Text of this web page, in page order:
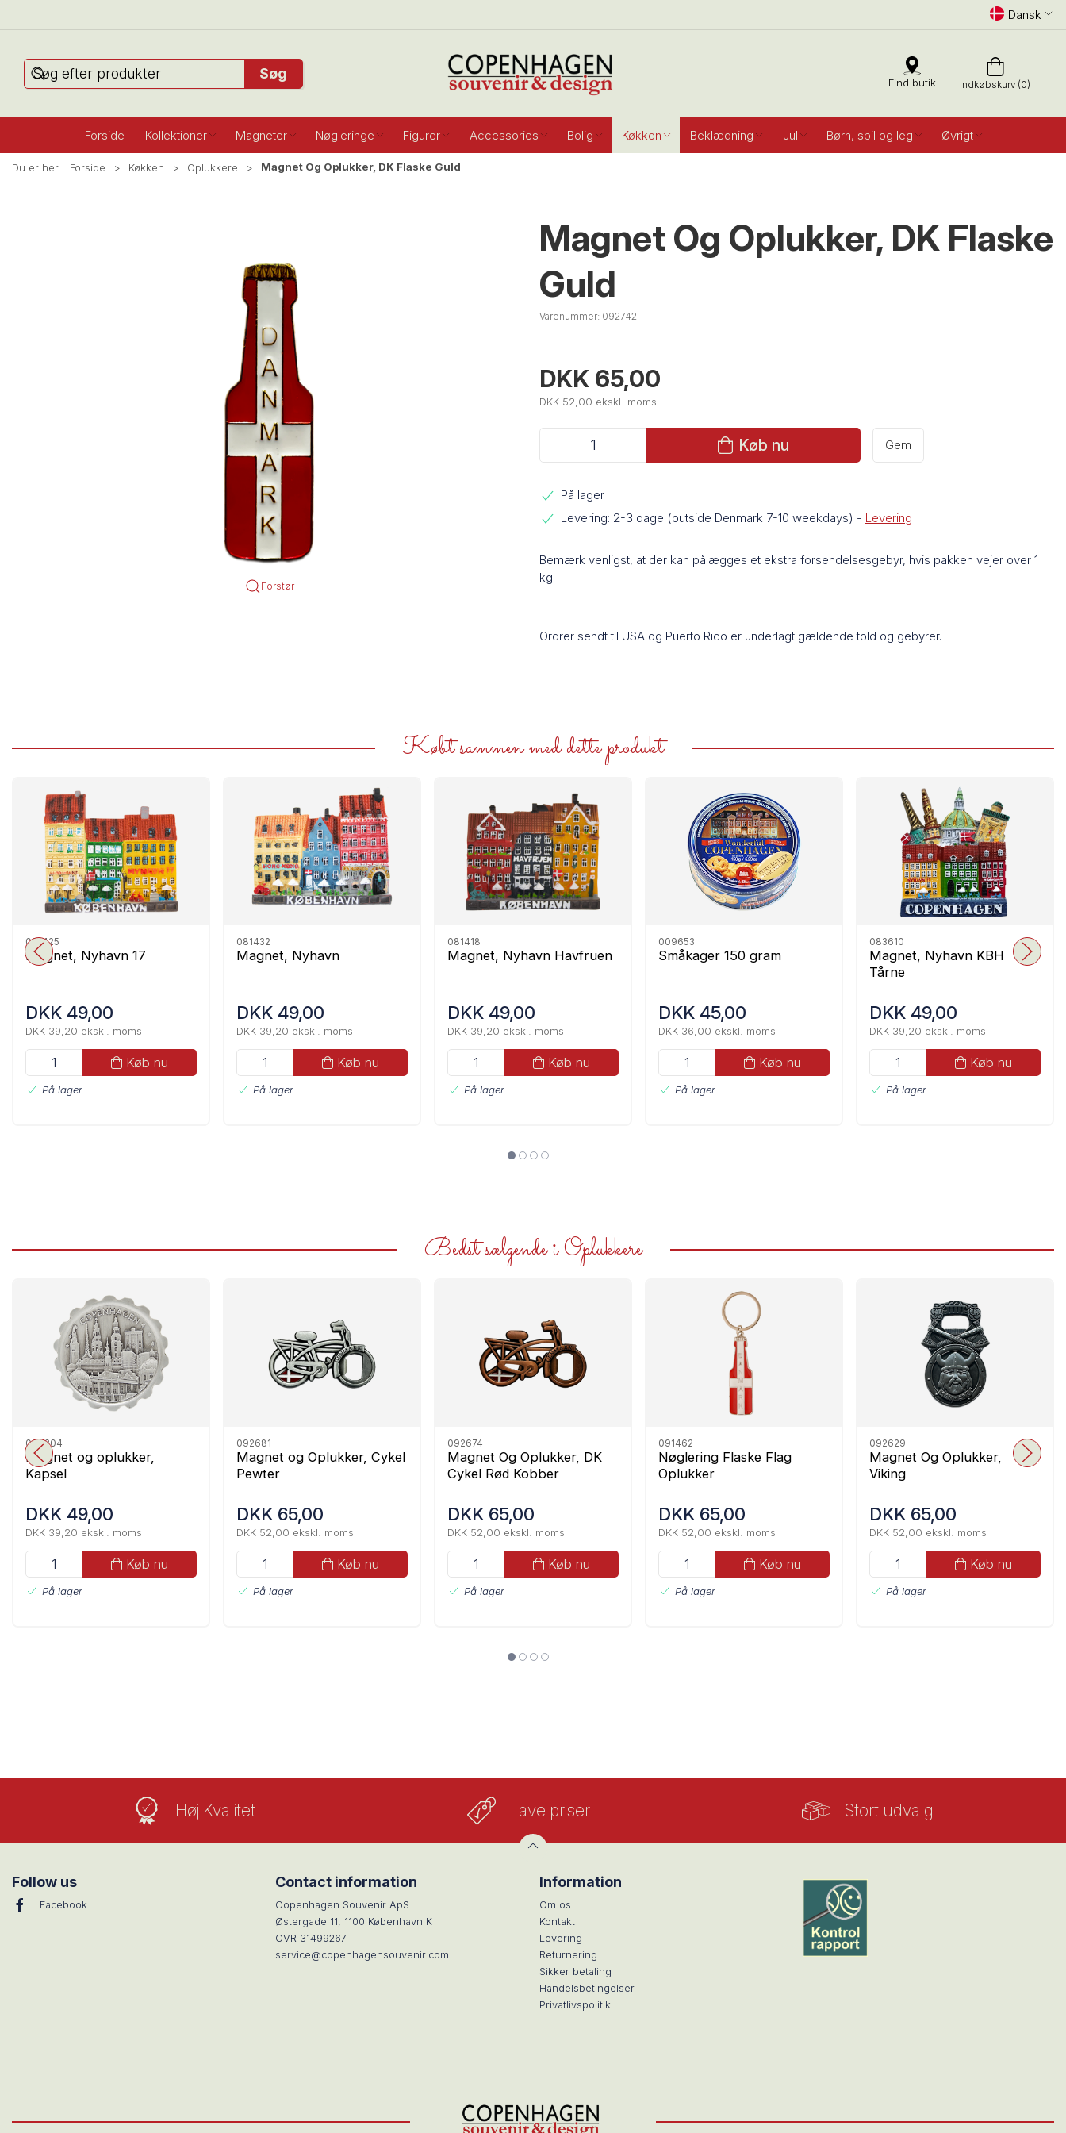
Dansk
Søg
Find butik Indkøbskurv (0)
Forside Kollektioner Magneter Nøgleringe Figurer Accessories Bolig Køkken Beklædning Jul Børn, spil og leg Øvrigt
Du er her: Forside Køkken Oplukkere Magnet Og Oplukker, DK Flaske Guld
Forstør
Magnet Og Oplukker, DK Flaske
Guld
Varenummer: 092742
DKK 65,00
DKK 52,00 ekskl. moms
Køb nu Gem
På lager
Levering: 2-3 dage (outside Denmark 7-10 weekdays) - Levering
Bemærk venligst, at der kan pålægges et ekstra forsendelsesgebyr, hvis pakken vejer over 1
kg.
Ordrer sendt til USA og Puerto Rico er underlagt gældende told og gebyrer.
Købt sammen med dette produkt
081425
Magnet, Nyhavn 17
DKK 49,00
DKK 39,20 ekskl. moms
Køb nu
På lager
081432
Magnet, Nyhavn
DKK 49,00
DKK 39,20 ekskl. moms
Køb nu
På lager
081418
Magnet, Nyhavn Havfruen
DKK 49,00
DKK 39,20 ekskl. moms
Køb nu
På lager
009653
Småkager 150 gram
DKK 45,00
DKK 36,00 ekskl. moms
Køb nu
På lager
083610
Magnet, Nyhavn KBH
Tårne
DKK 49,00
DKK 39,20 ekskl. moms
Køb nu
På lager
Bedst sælgende i Oplukkere
090304
Magnet og oplukker,
Kapsel
DKK 49,00
DKK 39,20 ekskl. moms
Køb nu
På lager
092681
Magnet og Oplukker, Cykel
Pewter
DKK 65,00
DKK 52,00 ekskl. moms
Køb nu
På lager
092674
Magnet Og Oplukker, DK
Cykel Rød Kobber
DKK 65,00
DKK 52,00 ekskl. moms
Køb nu
På lager
091462
Nøglering Flaske Flag
Oplukker
DKK 65,00
DKK 52,00 ekskl. moms
Køb nu
På lager
092629
Magnet Og Oplukker,
Viking
DKK 65,00
DKK 52,00 ekskl. moms
Køb nu
På lager
Høj Kvalitet Lave priser Stort udvalg
Follow us
Facebook
Contact information
Copenhagen Souvenir ApS
Østergade 11, 1100 København K
CVR 31499267
service@copenhagensouvenir.com
Information
Om os
Kontakt
Levering
Returnering
Sikker betaling
Handelsbetingelser
Privatlivspolitik